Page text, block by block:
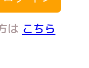
は こちら